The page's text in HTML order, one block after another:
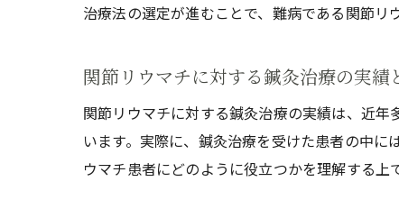
治療法の選定が進むことで、難病である関節リ
関節リウマチに対する鍼灸治療の実績
関節リウマチに対する鍼灸治療の実績は、近
います。実際に、鍼灸治療を受けた患者の中
ウマチ患者にどのように役立つかを理解する上